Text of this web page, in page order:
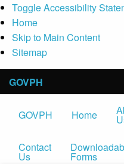
Toggle Accessibility
Home
Skip to Main Content
Sitemap
GOVPH
GOVPH Home
Contact
Us Forms